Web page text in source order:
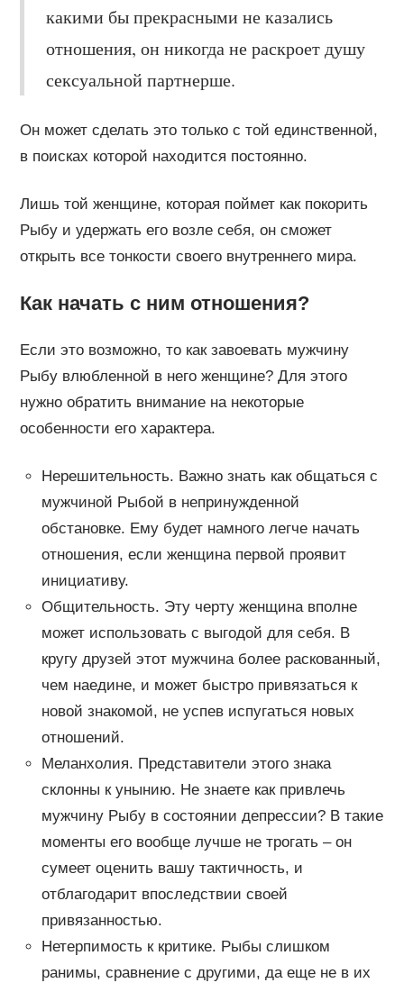
какими бы прекрасными не казались
отношения, он никогда не раскроет душу
сексуальной партнерше.
Он может сделать это только с той единственной,
в поисках которой находится постоянно.
Лишь той женщине, которая поймет как покорить
Рыбу и удержать его возле себя, он сможет
открыть все тонкости своего внутреннего мира.
Как начать с ним отношения?
Если это возможно, то как завоевать мужчину
Рыбу влюбленной в него женщине? Для этого
нужно обратить внимание на некоторые
особенности его характера.
Нерешительность. Важно знать как общаться с
мужчиной Рыбой в непринужденной
обстановке. Ему будет намного легче начать
отношения, если женщина первой проявит
инициативу.
Общительность. Эту черту женщина вполне
может использовать с выгодой для себя. В
кругу друзей этот мужчина более раскованный,
чем наедине, и может быстро привязаться к
новой знакомой, не успев испугаться новых
отношений.
Меланхолия. Представители этого знака
склонны к унынию. Не знаете как привлечь
мужчину Рыбу в состоянии депрессии? В такие
моменты его вообще лучше не трогать – он
сумеет оценить вашу тактичность, и
отблагодарит впоследствии своей
привязанностью.
Нетерпимость к критике. Рыбы слишком
ранимы, сравнение с другими, да еще не в их